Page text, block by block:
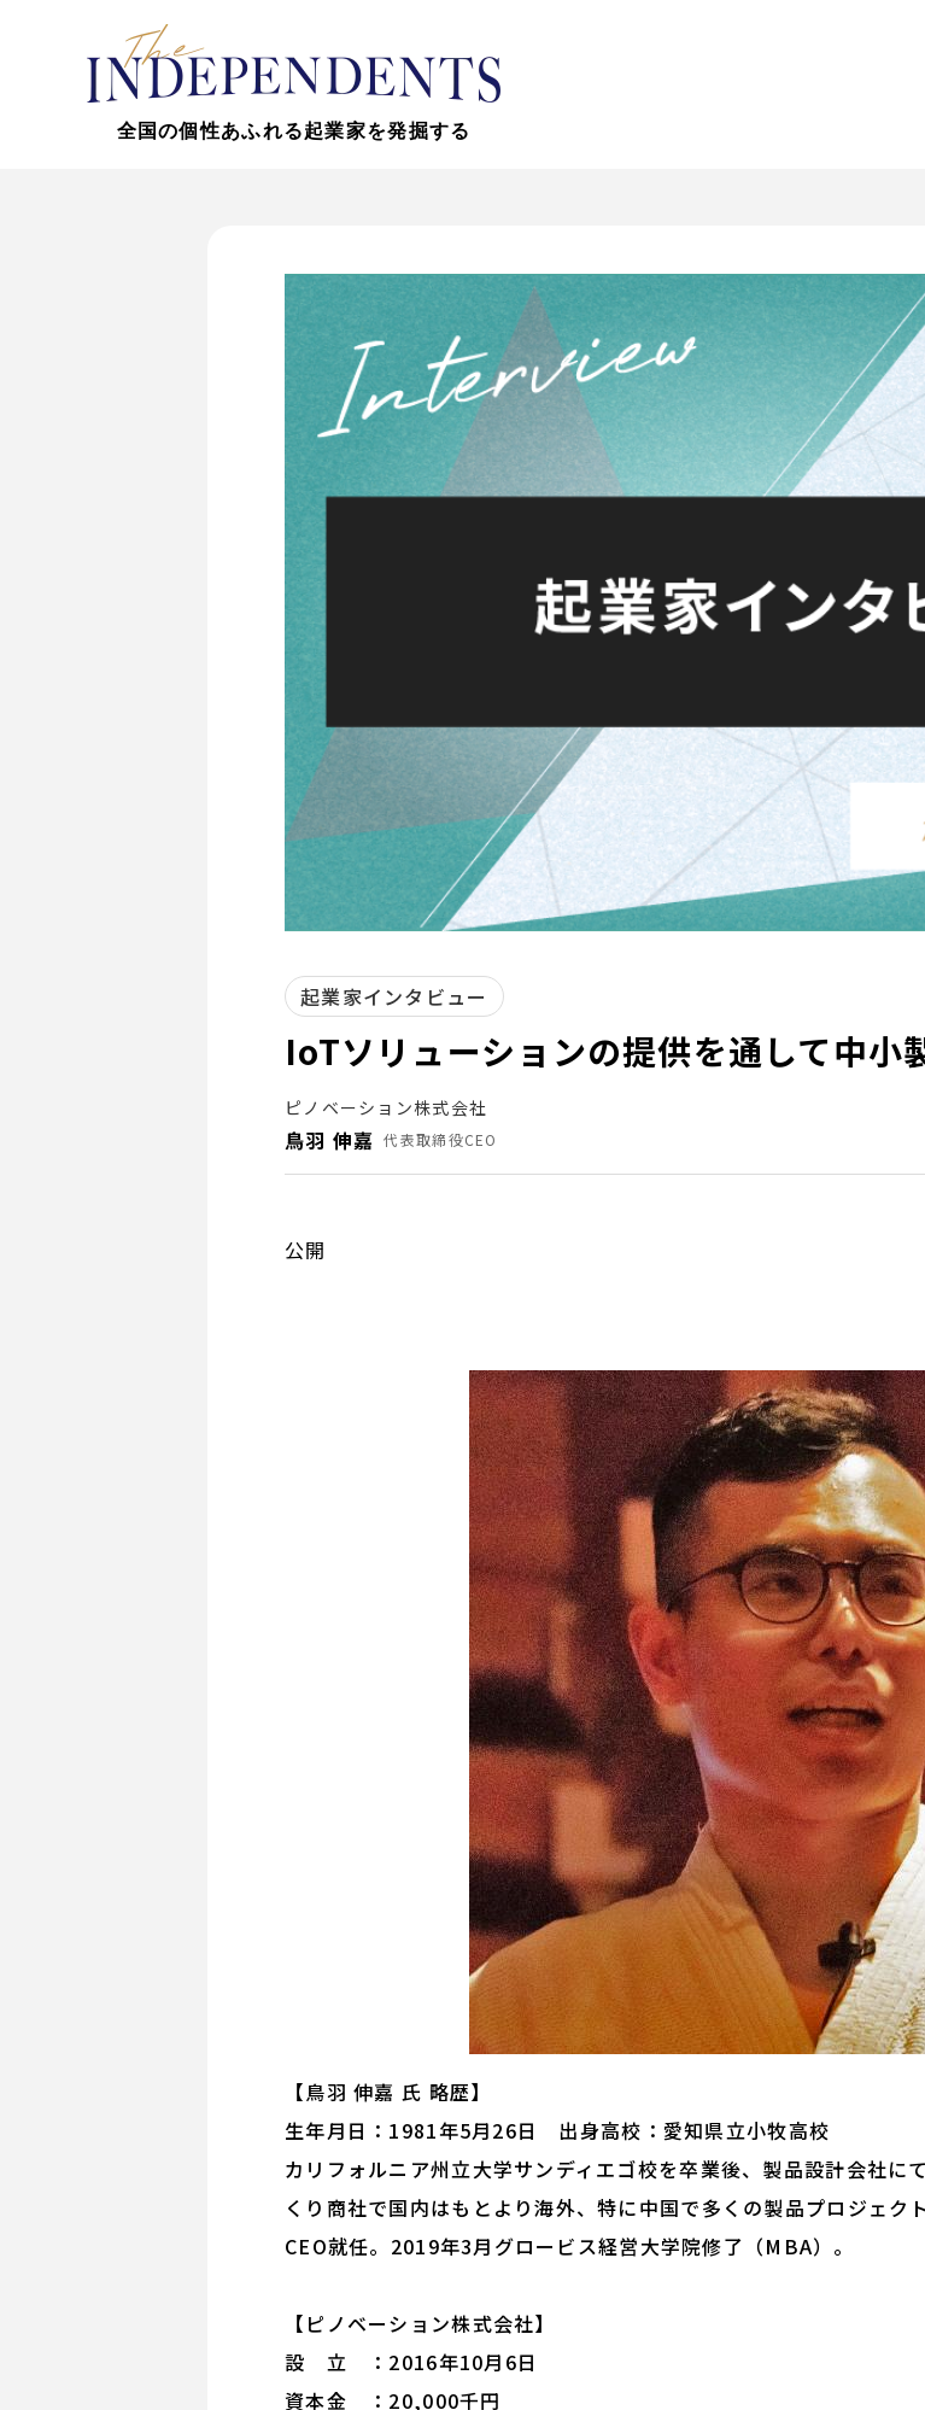
全国の個性あふれる起業家を発掘する
起業家インタビュー
IoTソリューションの提供を通して中小
ピノベーション株式会社
鳥羽 伸嘉 代表取締役CEO
公開
【鳥羽 伸嘉 氏 略歴】
生年月日：1981年5月26日 出身高校：愛知県立小牧高校
カリフォルニア州立大学サンディエゴ校を卒業後、製品設計会社に
くり商社で国内はもとより海外、特に中国で多くの製品プロジェ
CEO就任。2019年3月グロービス経営大学院修了（MBA）。
【ピノベーション株式会社】
設 立 ：2016年10月6日
資本金 ：20,000千円